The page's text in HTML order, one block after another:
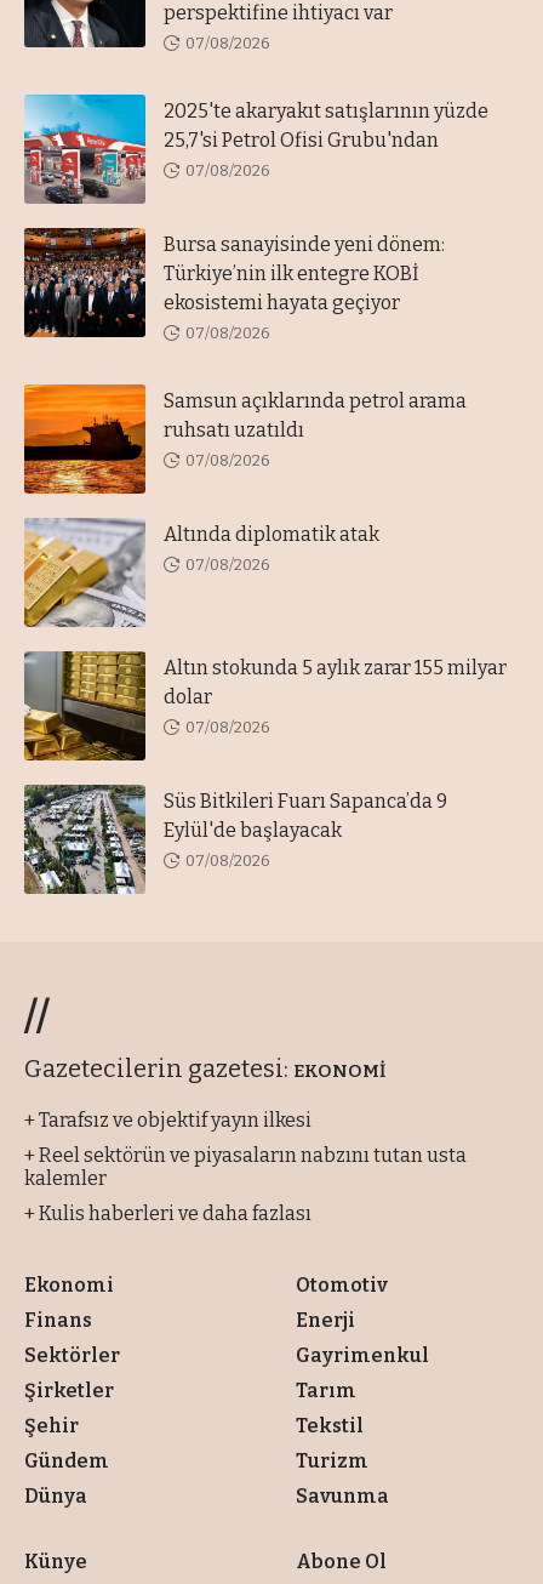
perspektifine ihtiyacı var
07/08/2026
2025'te akaryakıt satışlarının yüzde
25,7'si Petrol Ofisi Grubu'ndan
07/08/2026
Bursa sanayisinde yeni dönem:
Türkiye’nin ilk entegre KOBİ
ekosistemi hayata geçiyor
07/08/2026
Samsun açıklarında petrol arama
ruhsatı uzatıldı
07/08/2026
Altında diplomatik atak
07/08/2026
Altın stokunda 5 aylık zarar 155 milyar
dolar
07/08/2026
Süs Bitkileri Fuarı Sapanca’da 9
Eylül'de başlayacak
07/08/2026
//
Gazetecilerin gazetesi: EKONOMİ
+ Tarafsız ve objektif yayın ilkesi
+ Reel sektörün ve piyasaların nabzını tutan usta
kalemler
+ Kulis haberleri ve daha fazlası
Ekonomi
Finans
Sektörler
Şirketler
Şehir
Gündem
Dünya
Otomotiv
Enerji
Gayrimenkul
Tarım
Tekstil
Turizm
Savunma
Künye Abone Ol